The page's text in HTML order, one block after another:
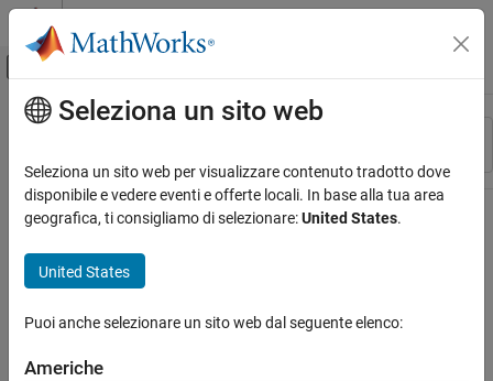
Vai al contenuto
Attiva/disattiva menu di navigazione
Risorsa
Stato
Contenuto principale
Seleziona un sito web
Seleziona un sito web per visualizzare contenuto tradotto dove
disponibile e vedere eventi e offerte locali. In base alla tua area
geografica, ti consigliamo di selezionare:United States.
United States
Puoi anche selezionare un sito web dal seguente elenco:
Americhe